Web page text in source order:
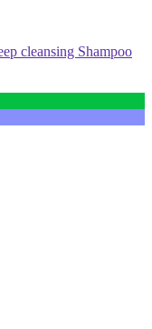
cleansing Shampoo